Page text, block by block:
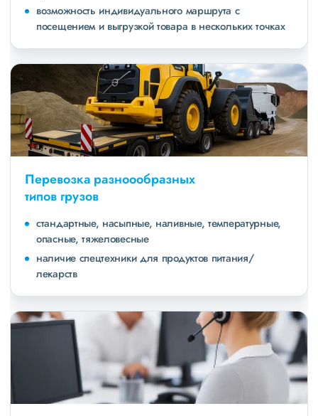
возможность индивидуального маршрута с
посещением и выгрузкой товара в нескольких точках
Перевозка разноообразных
типов грузов
стандартные, насыпные, наливные, температурные,
опасные, тяжеловесные
наличие спецтехники для продуктов питания/
лекарств